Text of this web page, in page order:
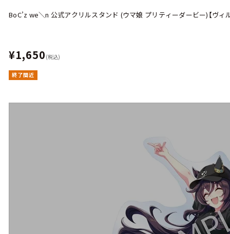
BoC’z we＼n 公式アクリルスタンド (ウマ娘 プリティーダービー)【ヴィ
¥1,650 (税込)
終了間近